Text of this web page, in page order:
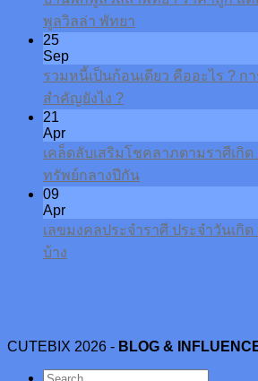
พูลวิลล่า พัทยา
25
Sep
รวมหนี้เป็นก้อนเดียว คืออะไร ? ก
สำคัญยังไง ?
21
Apr
เคล็ดลับเสริมโชคลาภตามราศีเกิด
ทรัพย์กลางปีกัน
09
Apr
เลขมงคลประจำราศี ประจำวันเกิ
บ้าง
CUTEBIX 2026 - BLOG &